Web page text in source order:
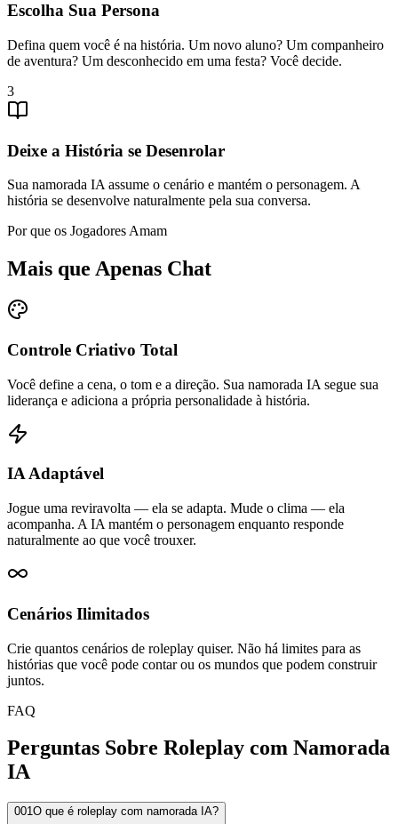
Escolha Sua Persona
Defina quem você é na história. Um novo aluno? Um companheiro
de aventura? Um desconhecido em uma festa? Você decide.
3
Deixe a História se Desenrolar
Sua namorada IA assume o cenário e mantém o personagem. A
história se desenvolve naturalmente pela sua conversa.
Por que os Jogadores Amam
Mais que Apenas Chat
Controle Criativo Total
Você define a cena, o tom e a direção. Sua namorada IA segue sua
liderança e adiciona a própria personalidade à história.
IA Adaptável
Jogue uma reviravolta — ela se adapta. Mude o clima — ela
acompanha. A IA mantém o personagem enquanto responde
naturalmente ao que você trouxer.
Cenários Ilimitados
Crie quantos cenários de roleplay quiser. Não há limites para as
histórias que você pode contar ou os mundos que podem construir
juntos.
FAQ
Perguntas Sobre Roleplay com Namorada
IA
001O que é roleplay com namorada IA?